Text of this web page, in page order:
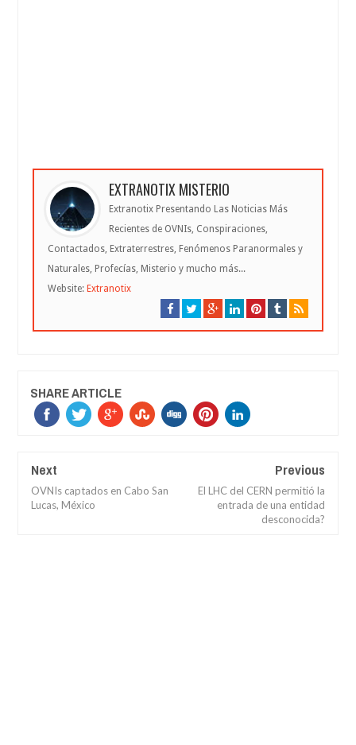
EXTRANOTIX MISTERIO
Extranotix Presentando Las Noticias Más
Recientes de OVNIs, Conspiraciones,
Contactados, Extraterrestres, Fenómenos Paranormales y
Naturales, Profecías, Misterio y mucho más...
Website: Extranotix
SHARE ARTICLE
Next
OVNIs captados en Cabo San
Lucas, México
Previous
El LHC del CERN permitió la
entrada de una entidad
desconocida?